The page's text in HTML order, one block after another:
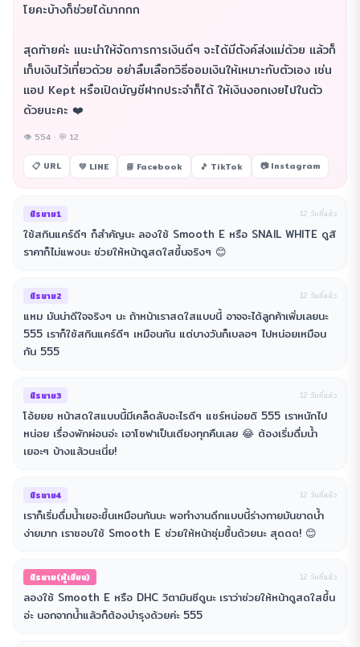
โยคะบ้างก็ช่วยได้มากกก
สุดท้ายค่ะ แนะนำให้จัดการการเงินดีๆ จะได้มีตังค์ส่งแม่ด้วย แล้วก็
เก็บเงินไว้เที่ยวด้วย อย่าลืมเลือกวิธีออมเงินให้เหมาะกับตัวเอง เช่น
แอป Kept หรือเปิดบัญชีฝากประจำก็ได้ ให้เงินงอกเงยไปในตัว
ด้วยนะคะ ❤️
👁 554 · 💬 12
📋 URL 💚 LINE 📘 Facebook 🎵 TikTok 📷 Instagram
นิรนาม1 12 วันที่แล้ว
ใช้สกินแคร์ดีๆ ก็สำคัญนะ ลองใช้ Smooth E หรือ SNAIL WHITE ดูสิ
ราคาก็ไม่แพงนะ ช่วยให้หน้าดูสดใสขึ้นจริงๆ 😊
นิรนาม2 12 วันที่แล้ว
แหม มันน่าดีใจจริงๆ นะ ถ้าหน้าเราสดใสแบบนี้ อาจจะได้ลูกค้าเพิ่มเลยนะ
555 เราก็ใช้สกินแคร์ดีๆ เหมือนกัน แต่บางวันก็เบลอๆ ไปหน่อยเหมือน
กัน 555
นิรนาม3 12 วันที่แล้ว
โอ้ยยย หน้าสดใสแบบนี้มีเคล็ดลับอะไรดีๆ แชร์หน่อยดิ 555 เราหนักไป
หน่อย เรื่องพักผ่อนอ่ะ เอาโซฟาเป็นเตียงทุกคืนเลย 😂 ต้องเริ่มดื่มน้ำ
เยอะๆ บ้างแล้วนะเนี่ย!
นิรนาม4 12 วันที่แล้ว
เราก็เริ่มดื่มน้ำเยอะขึ้นเหมือนกันนะ พอทำงานดึกแบบนี้ร่างกายมันขาดน้ำ
ง่ายมาก เราชอบใช้ Smooth E ช่วยให้หน้าชุ่มชื้นด้วยนะ สุดดด! 😊
นิรนาม(ผู้เขียน) 12 วันที่แล้ว
ลองใช้ Smooth E หรือ DHC วิตามินซีดูนะ เราว่าช่วยให้หน้าดูสดใสขึ้น
อ่ะ นอกจากน้ำแล้วก็ต้องบำรุงด้วยค่ะ 555